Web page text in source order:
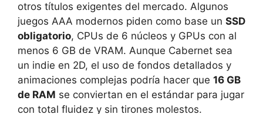
otros títulos exigentes del mercado. Algunos
juegos AAA modernos piden como base un SSD
obligatorio, CPUs de 6 núcleos y GPUs con al
menos 6 GB de VRAM. Aunque Cabernet sea
un indie en 2D, el uso de fondos detallados y
animaciones complejas podría hacer que 16 GB
de RAM se conviertan en el estándar para jugar
con total fluidez y sin tirones molestos.